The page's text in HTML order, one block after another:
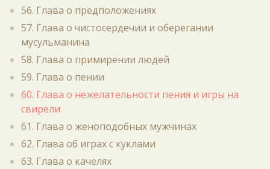
56. Глава о предположениях
57. Глава о чистосердечии и оберегании
мусульманина
58. Глава о примирении людей
59. Глава о пении
60. Глава о нежелательности пения и игры на
свирели
61. Глава о женоподобных мужчинах
62. Глава об играх с куклами
63. Глава о качелях